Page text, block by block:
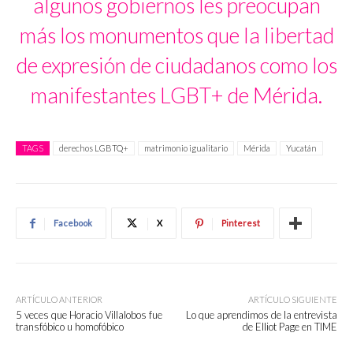
algunos gobiernos les preocupan
más los monumentos que la libertad
de expresión de ciudadanos como los
manifestantes LGBT+ de Mérida.
TAGS derechos LGBTQ+ matrimonio igualitario Mérida Yucatán
Facebook X Pinterest
ARTÍCULO ANTERIOR
5 veces que Horacio Villalobos fue
transfóbico u homofóbico
ARTÍCULO SIGUIENTE
Lo que aprendimos de la entrevista
de Elliot Page en TIME